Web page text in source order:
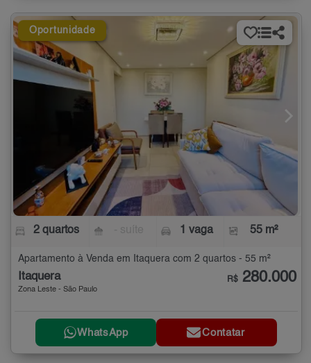
Oportunidade
2 quartos 1 vaga 55 m²
Apartamento à Venda em Itaquera com 2 quartos - 55 m²
Itaquera
Zona Leste - São Paulo
R$ 280.000
WhatsApp Contatar